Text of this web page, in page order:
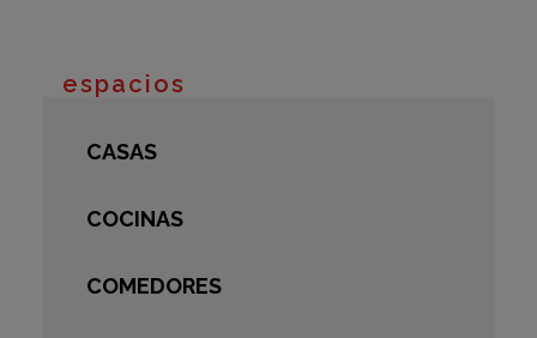
espacios
CASAS
COCINAS
COMEDORES